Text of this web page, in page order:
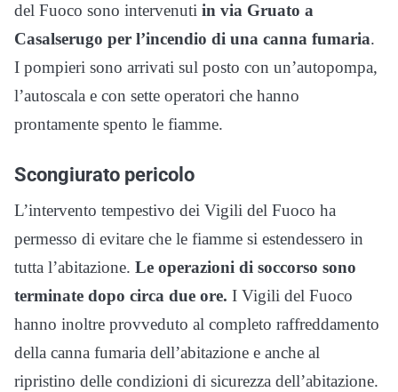
del Fuoco sono intervenuti in via Gruato a
Casalserugo per l’incendio di una canna fumaria.
I pompieri sono arrivati sul posto con un’autopompa,
l’autoscala e con sette operatori che hanno
prontamente spento le fiamme.
Scongiurato pericolo
L’intervento tempestivo dei Vigili del Fuoco ha
permesso di evitare che le fiamme si estendessero in
tutta l’abitazione. Le operazioni di soccorso sono
terminate dopo circa due ore. I Vigili del Fuoco
hanno inoltre provveduto al completo raffreddamento
della canna fumaria dell’abitazione e anche al
ripristino delle condizioni di sicurezza dell’abitazione.